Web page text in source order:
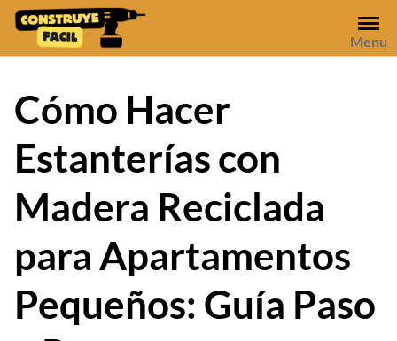
Skip
content
Menu
Cómo Hacer
Estanterías con
Madera Reciclada
para Apartamentos
Pequeños: Guía Paso